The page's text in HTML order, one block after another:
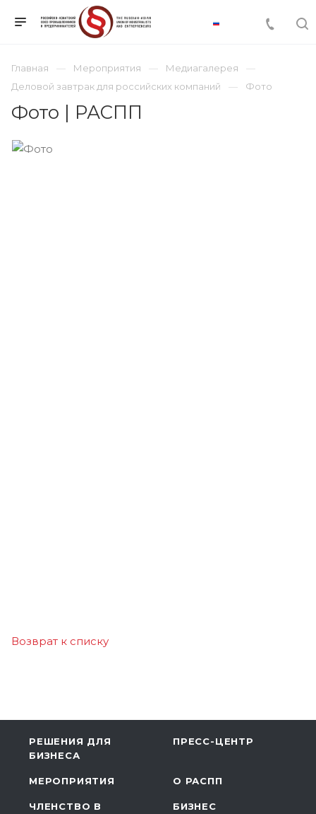
Главная Мероприятия
Медиагалерея
Деловой завтрак для российских компаний
Фото
Фото | РАСПП
Возврат к списку
РЕШЕНИЯ ДЛЯ
БИЗНЕСА
ПРЕСС-ЦЕНТР
МЕРОПРИЯТИЯ О РАСПП
ЧЛЕНСТВО В
БИЗНЕС